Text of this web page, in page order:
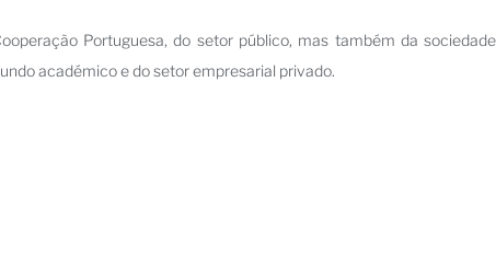
Portuguesa, do setor público, mas também da
académico e do setor empresarial privado.